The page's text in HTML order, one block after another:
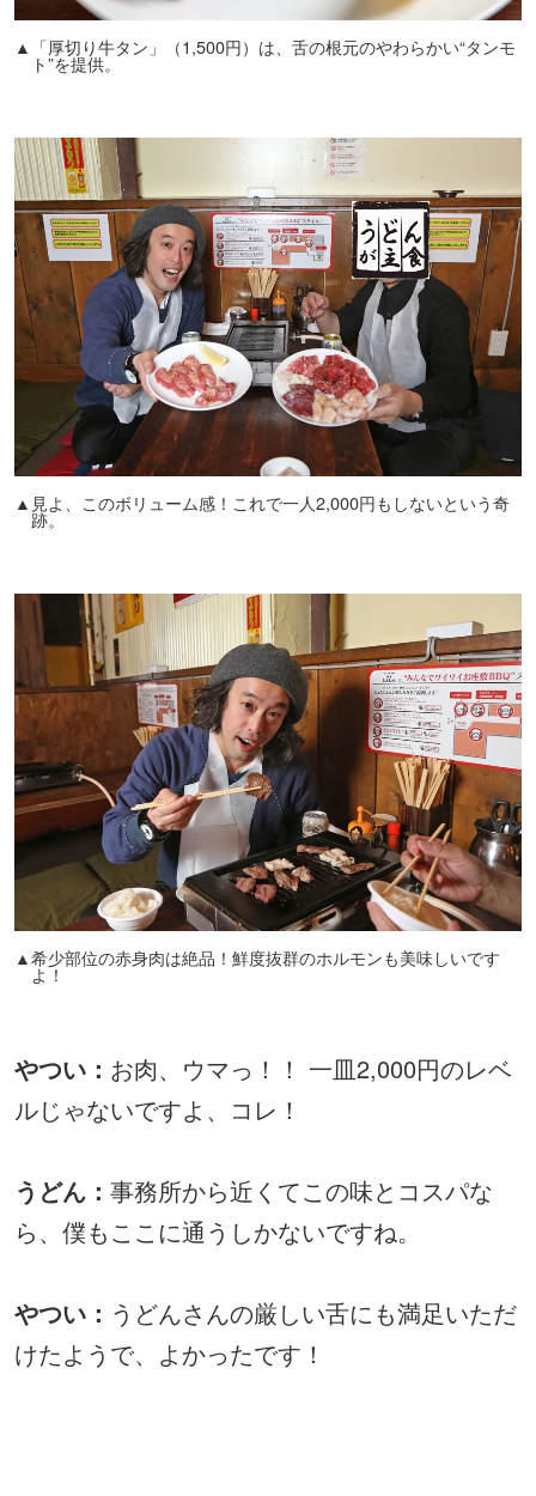
▲「厚切り牛タン」（1,500円）は、舌の根元のやわらかい“タンモ
ト”を提供。
▲見よ、このボリューム感！これで一人2,000円もしないという奇
跡。
▲希少部位の赤身肉は絶品！鮮度抜群のホルモンも美味しいです
よ！
やつい： お肉、ウマっ！！ 一皿2,000円のレベ
ルじゃないですよ、コレ！
うどん： 事務所から近くてこの味とコスパな
ら、僕もここに通うしかないですね。
やつい： うどんさんの厳しい舌にも満足いただ
けたようで、よかったです！